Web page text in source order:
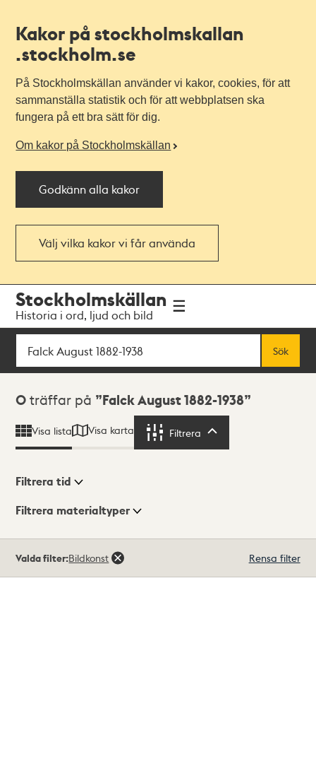
Kakor på stockholmskallan
.stockholm.se
På Stockholmskällan använder vi kakor, cookies, för att
sammanställa statistik och för att webbplatsen ska
fungera på ett bra sätt för dig.
Om kakor på Stockholmskällan
Godkänn alla kakor
Välj vilka kakor vi får använda
navigationen
huvudinnehållet
Stockholmskällan
Historia i ord, ljud och bild
Sök
Sök
Sökresultat
0 träffar på Falck August 1882-1938
Visa lista Visa karta Filtrera
Visningsläge
Filtrera tid
Filtrera materialtyper
träffar
Valda filter:Bildkonst Rensa filter